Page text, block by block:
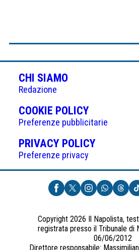
CHI SIAMO
Redazione
COOKIE POLICY(APRE
IN
UNA
NUOVA
Preferenze pubblicitarie
PRIVACY POLICY(APRE
UNA
NUOVA
SCHEDA)
Preferenze privacy
Copyright 2026 Il Napolista,
registrata presso il Tribunale di
06/06/2012
Direttore responsabile: